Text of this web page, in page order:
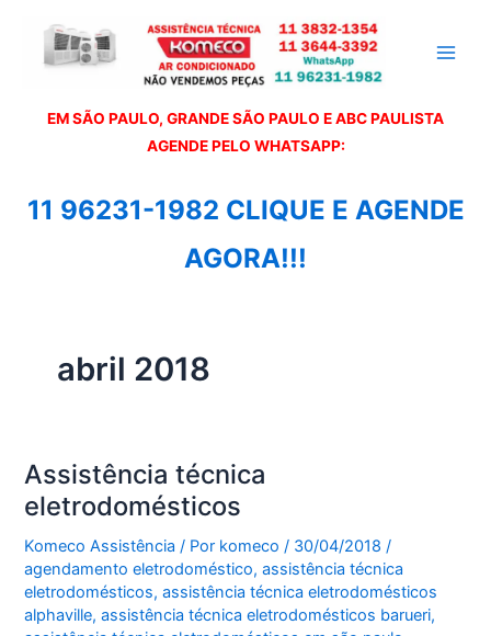
EM SÃO PAULO, GRANDE SÃO PAULO E ABC PAULISTA
AGENDE PELO WHATSAPP:
11 96231-1982 CLIQUE E AGENDE
AGORA!!!
abril 2018
Assistência técnica
eletrodomésticos
Komeco Assistência / Por komeco/ 30/04/2018 /
agendamento eletrodoméstico,assistência técnica
eletrodomésticos,assistência técnica eletrodomésticos
alphaville,assistência técnica eletrodomésticos barueri,